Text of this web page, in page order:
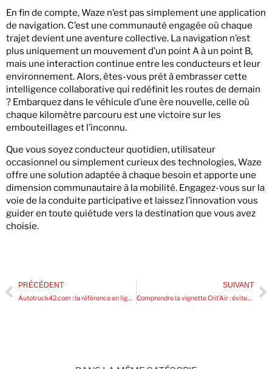
En fin de compte, Waze n’est pas simplement une application
de navigation. C’est une communauté engagée où chaque
trajet devient une aventure collective. La navigation n’est
plus uniquement un mouvement d’un point A à un point B,
mais une interaction continue entre les conducteurs et leur
environnement. Alors, êtes-vous prêt à embrasser cette
intelligence collaborative qui redéfinit les routes de demain
? Embarquez dans le véhicule d’une ère nouvelle, celle où
chaque kilomètre parcouru est une victoire sur les
embouteillages et l’inconnu.
Que vous soyez conducteur quotidien, utilisateur
occasionnel ou simplement curieux des technologies, Waze
offre une solution adaptée à chaque besoin et apporte une
dimension communautaire à la mobilité. Engagez-vous sur la
voie de la conduite participative et laissez l’innovation vous
guider en toute quiétude vers la destination que vous avez
choisie.
PRÉCÉDENT
Autotruck42.com : la référence en ligne pour toute pièce détachée poids lourds
SUIVANT
Comprendre la vignette Crit’Air : éviter les amendes et rouler sereinement